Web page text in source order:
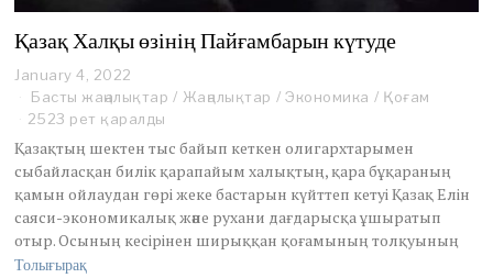
Қазақ Халқы өзінің Пайғамбарын күтуде
January 4, 2022
a
n
a
r
y
4
Басты жаңалықтар / Жаңалықтар / Экономика / Қоғам
2523 рет қаралды
Қазақтың шектен тыс байып кеткен олигархтарымен
сыбайласқан билік қарапайым халықтың, қара бұқараның
қамын ойлаудан гөрі жеке бастарын күйттеп кетуі Қазақ Елін
саяси-экономикалық және рухани дағдарысқа ұшыратып
отыр. Осының кесірінен ширыққан қоғамының толқуының
Толығырақ